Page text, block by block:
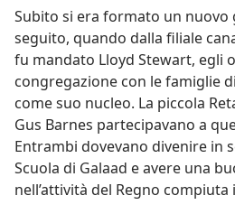
Subito si era formato un
seguito, quando dalla filiale
fu mandato Lloyd Stewart, egli
congregazione con le famiglie
come suo nucleo. La piccola
Gus Barnes partecipavano a
Entrambi dovevano divenire in
Scuola di Galaad e avere una
nell’attività del Regno compiuta